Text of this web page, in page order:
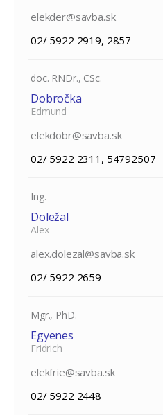
elekder@savba.sk
02/ 5922 2919, 2857
doc. RNDr., CSc.
Dobročka
Edmund
elekdobr@savba.sk
02/ 5922 2311, 54792507
Ing.
Doležal
Alex
alex.dolezal@savba.sk
02/ 5922 2659
Mgr., PhD.
Egyenes
Fridrich
elekfrie@savba.sk
02/ 5922 2448